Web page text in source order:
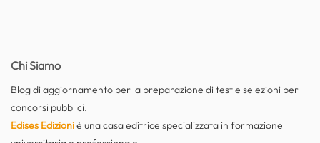
Chi Siamo
Blog di aggiornamento per la preparazione di test e selezioni per
concorsi pubblici.
Edises Edizioniè una casa editrice specializzata in formazione